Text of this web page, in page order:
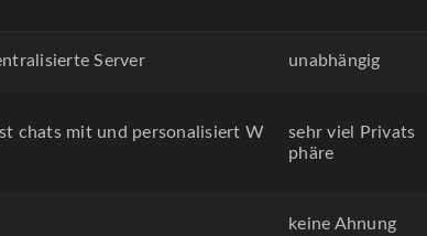
Server unabhängig
chats mit und personalisiert W
sehr viel Privats
phäre
keine Ahnung